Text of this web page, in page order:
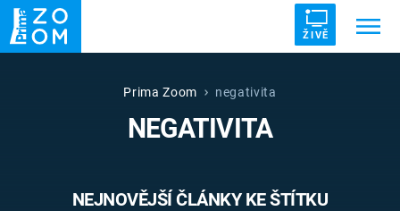
ŽIVĚ
DRUHÁ SVĚTOVÁ VÁLKA
VETŘELCI DÁVNOVĚKU
Prima Zoom negativita
NEGATIVITA
NEJNOVĚJŠÍ ČLÁNKY KE ŠTÍTKU